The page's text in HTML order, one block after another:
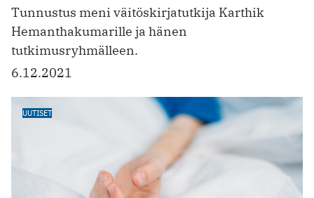
Tunnustus meni väitöskirjatutkija Karthik
Hemanthakumarille ja hänen
tutkimusryhmälleen.
6.12.2021
UUTISET